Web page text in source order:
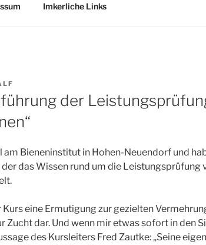
Imkerliche Links
der
am Bieneninstitut in Hohen-Neuendorf und
das Wissen rund um die Leistungsprüfung
eine Ermutigung zur gezielten
Zucht dar. Und wenn mir etwas sofort in den
des Kursleiters Fred Zautke: „Seine